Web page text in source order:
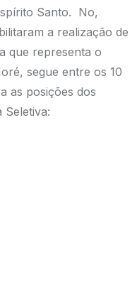
Santo. No,
a realização de
que representa o
segue entre os 10
as posições dos
Seletiva: